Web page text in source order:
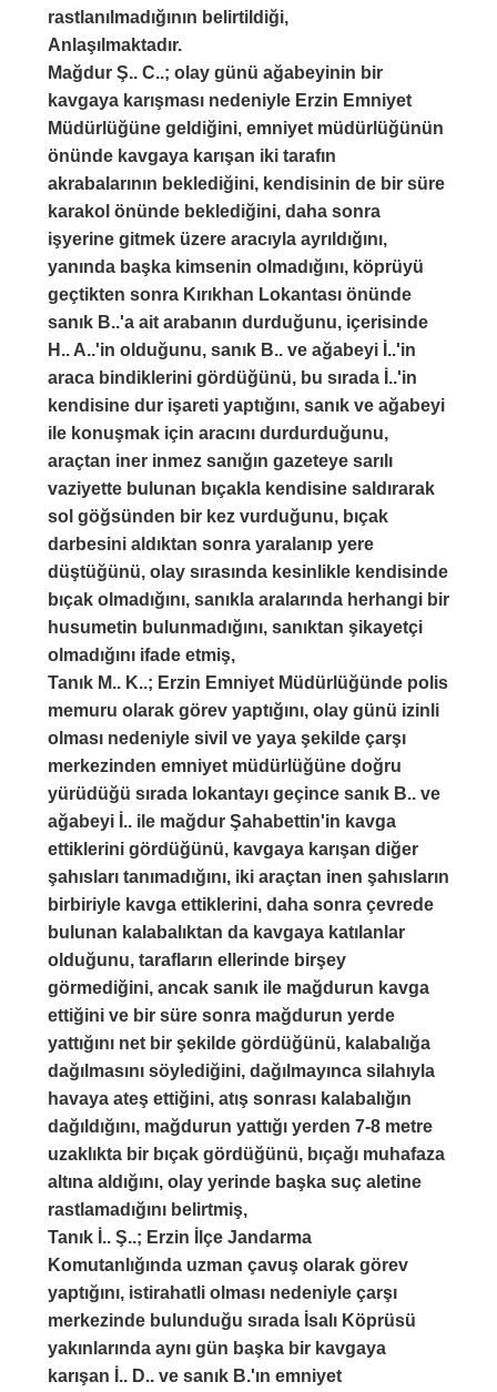
rastlanılmadığının belirtildiği,
Anlaşılmaktadır.
Mağdur Ş.. C..; olay günü ağabeyinin bir
kavgaya karışması nedeniyle Erzin Emniyet
Müdürlüğüne geldiğini, emniyet müdürlüğünün
önünde kavgaya karışan iki tarafın
akrabalarının beklediğini, kendisinin de bir süre
karakol önünde beklediğini, daha sonra
işyerine gitmek üzere aracıyla ayrıldığını,
yanında başka kimsenin olmadığını, köprüyü
geçtikten sonra Kırıkhan Lokantası önünde
sanık B..'a ait arabanın durduğunu, içerisinde
H.. A..'in olduğunu, sanık B.. ve ağabeyi İ..'in
araca bindiklerini gördüğünü, bu sırada İ..'in
kendisine dur işareti yaptığını, sanık ve ağabeyi
ile konuşmak için aracını durdurduğunu,
araçtan iner inmez sanığın gazeteye sarılı
vaziyette bulunan bıçakla kendisine saldırarak
sol göğsünden bir kez vurduğunu, bıçak
darbesini aldıktan sonra yaralanıp yere
düştüğünü, olay sırasında kesinlikle kendisinde
bıçak olmadığını, sanıkla aralarında herhangi bir
husumetin bulunmadığını, sanıktan şikayetçi
olmadığını ifade etmiş,
Tanık M.. K..; Erzin Emniyet Müdürlüğünde polis
memuru olarak görev yaptığını, olay günü izinli
olması nedeniyle sivil ve yaya şekilde çarşı
merkezinden emniyet müdürlüğüne doğru
yürüdüğü sırada lokantayı geçince sanık B.. ve
ağabeyi İ.. ile mağdur Şahabettin'in kavga
ettiklerini gördüğünü, kavgaya karışan diğer
şahısları tanımadığını, iki araçtan inen şahısların
birbiriyle kavga ettiklerini, daha sonra çevrede
bulunan kalabalıktan da kavgaya katılanlar
olduğunu, tarafların ellerinde birşey
görmediğini, ancak sanık ile mağdurun kavga
ettiğini ve bir süre sonra mağdurun yerde
yattığını net bir şekilde gördüğünü, kalabalığa
dağılmasını söylediğini, dağılmayınca silahıyla
havaya ateş ettiğini, atış sonrası kalabalığın
dağıldığını, mağdurun yattığı yerden 7-8 metre
uzaklıkta bir bıçak gördüğünü, bıçağı muhafaza
altına aldığını, olay yerinde başka suç aletine
rastlamadığını belirtmiş,
Tanık İ.. Ş..; Erzin İlçe Jandarma
Komutanlığında uzman çavuş olarak görev
yaptığını, istirahatli olması nedeniyle çarşı
merkezinde bulunduğu sırada İsalı Köprüsü
yakınlarında aynı gün başka bir kavgaya
karışan İ.. D.. ve sanık B.'ın emniyet